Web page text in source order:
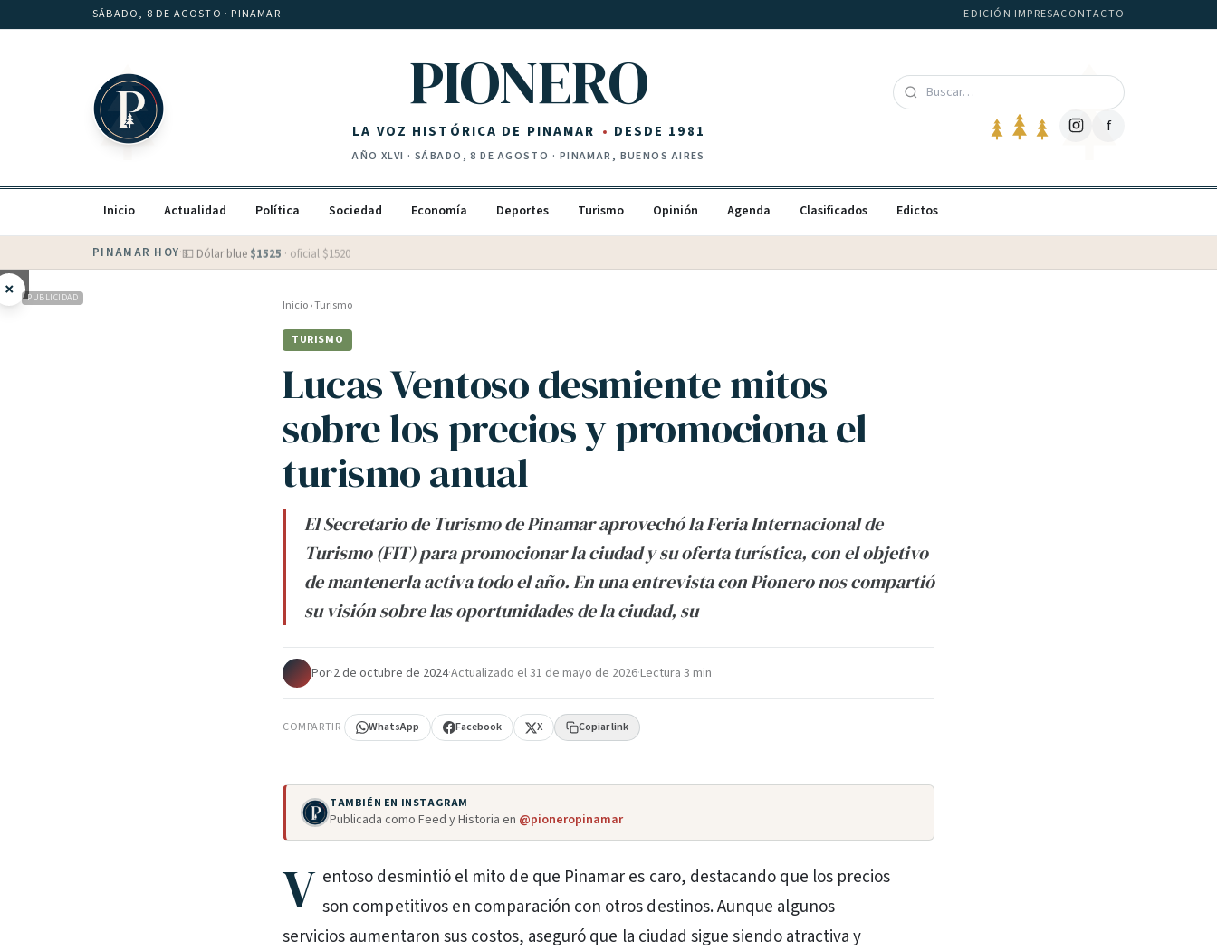
Saltar al contenidoSÁBADO, 8 DE AGOSTO · PINAMAR EDICIÓN IMPRESACONTACTO
PIONERO
LA VOZ HISTÓRICA DE PINAMAR DESDE 1981
AÑO XLVI · SÁBADO, 8 DE AGOSTO · PINAMAR, BUENOS AIRES
f
Inicio Actualidad Política Sociedad Economía Deportes Turismo Opinión Agenda Clasificados Edictos
PINAMAR HOY·💵 Dólar blue $1525 · oficial $1520
× PUBLICIDAD Inicio›Turismo
TURISMO
Lucas Ventoso desmiente mitos
sobre los precios y promociona el
turismo anual
El Secretario de Turismo de Pinamar aprovechó la Feria Internacional de
Turismo (FIT) para promocionar la ciudad y su oferta turística, con el objetivo
de mantenerla activa todo el año. En una entrevista con Pionero nos compartió
su visión sobre las oportunidades de la ciudad, su
Por·2 de octubre de 2024·Actualizado el31 de mayo de 2026·Lectura 3 min
COMPARTIR WhatsApp Facebook X Copiar link
TAMBIÉN EN INSTAGRAM
Publicada como Feed y Historia en @pioneropinamar
V entoso desmintió el mito de que Pinamar es caro, destacando que los precios
son competitivos en comparación con otros destinos. Aunque algunos
servicios aumentaron sus costos, aseguró que la ciudad sigue siendo atractiva y